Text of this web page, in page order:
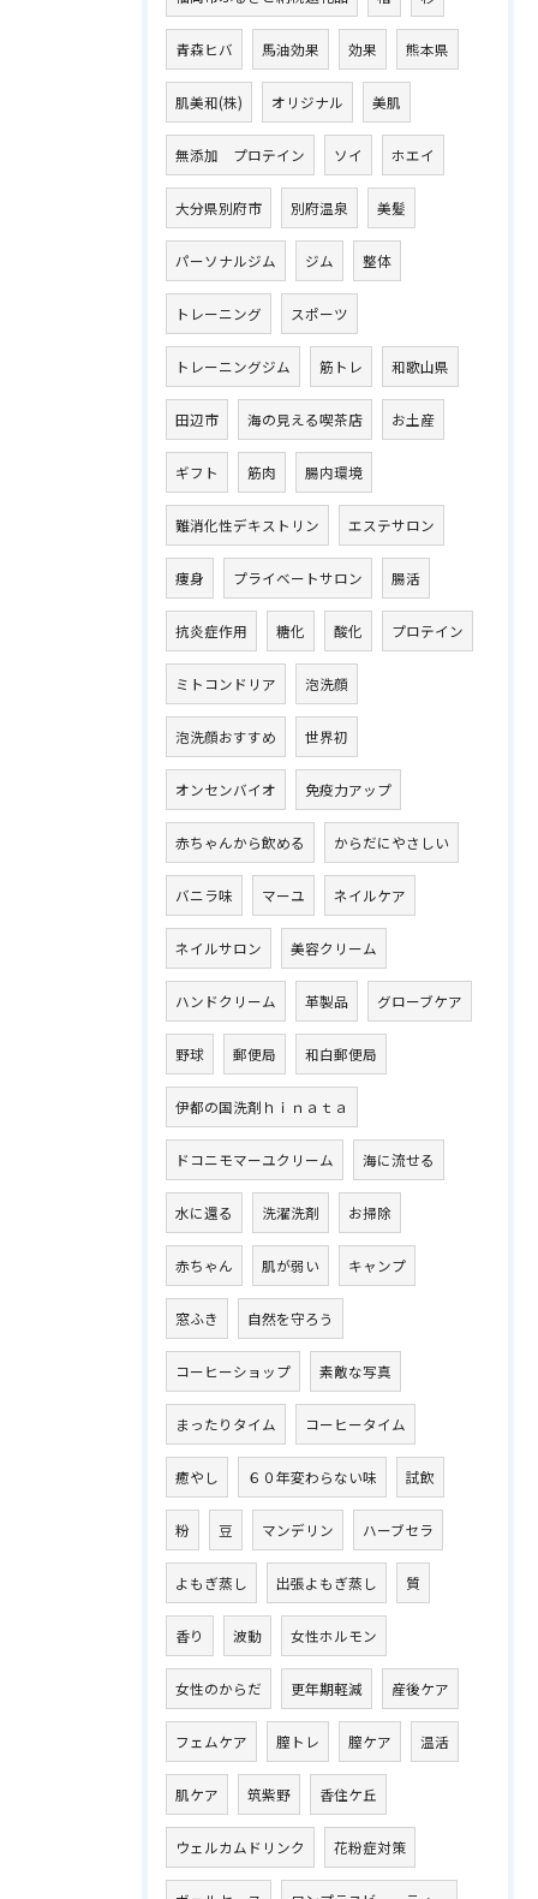
青森ヒバ 馬油効果 効果 熊本県
肌美和(株) オリジナル 美肌
無添加 プロテイン ソイ ホエイ
大分県別府市 別府温泉 美髪
パーソナルジム ジム 整体
トレーニング スポーツ
トレーニングジム 筋トレ 和歌山県
田辺市 海の見える喫茶店 お土産
ギフト 筋肉 腸内環境
難消化性デキストリン エステサロン
痩身 プライベートサロン 腸活
抗炎症作用 糖化 酸化 プロテイン
ミトコンドリア 泡洗顔
泡洗顔おすすめ 世界初
オンセンバイオ 免疫力アップ
赤ちゃんから飲める からだにやさしい
バニラ味 マーユ ネイルケア
ネイルサロン 美容クリーム
ハンドクリーム 革製品 グローブケア
野球 郵便局 和白郵便局
伊都の国洗剤ｈｉｎａｔａ
ドコニモマーユクリーム 海に流せる
水に還る 洗濯洗剤 お掃除
赤ちゃん 肌が弱い キャンプ
窓ふき 自然を守ろう
コーヒーショップ 素敵な写真
まったりタイム コーヒータイム
癒やし ６０年変わらない味 試飲
粉 豆 マンデリン ハーブセラ
よもぎ蒸し 出張よもぎ蒸し 質
香り 波動 女性ホルモン
女性のからだ 更年期軽減 産後ケア
フェムケア 膣トレ 膣ケア 温活
肌ケア 筑紫野 香住ケ丘
ウェルカムドリンク 花粉症対策